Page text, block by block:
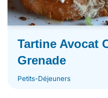
Tartine Avocat
Grenade
Petits-Déjeuners